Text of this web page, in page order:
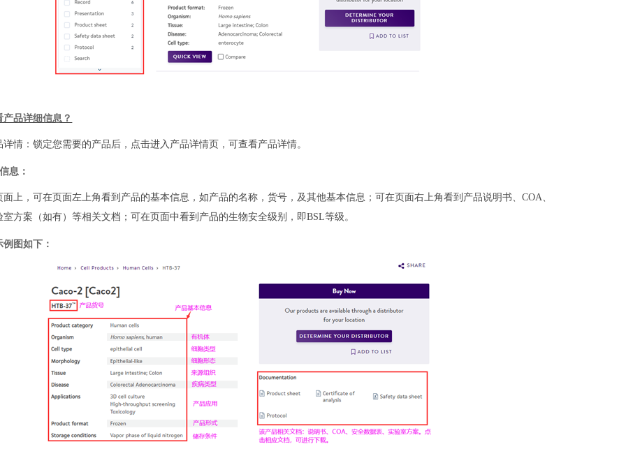
品详细信息？
详情：锁定您需要的产品后，点击进入产品详情页，可查看产品详情。
息：
面上，可在页面左上角看到产品的基本信息，如产品的名称，货号，及其他基本信息；可在页面右上角看到产品说明书、COA、
方案（如有）等相关文档；可在页面中看到产品的生物安全级别，即BSL等级。
图如下：